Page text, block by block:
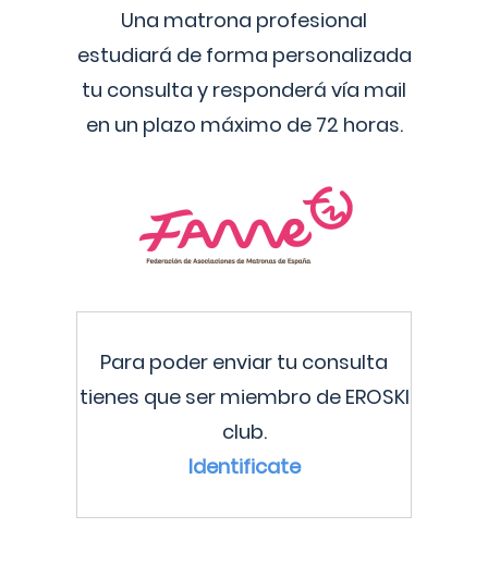
Una matrona profesional
estudiará de forma personalizada
tu consulta y responderá vía mail
en un plazo máximo de 72 horas.
Para poder enviar tu consulta
tienes que ser miembro de EROSKI
club.
Identificate